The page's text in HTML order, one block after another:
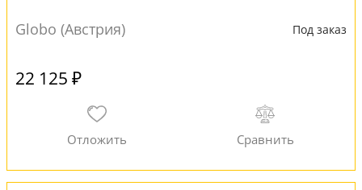
Globo (Австрия) Под заказ
22 125 ₽